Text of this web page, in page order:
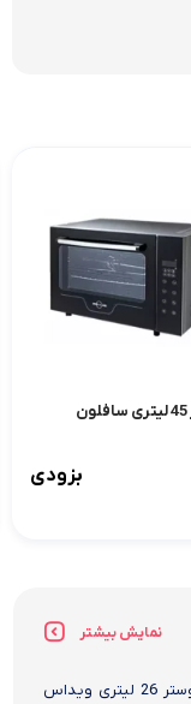
بزودی
نمایش بیشتر
آون توستر 26 لیتری ویداس VIR-4326 آون توستر 26 لیتری ویداس